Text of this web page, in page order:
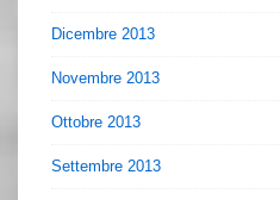
Dicembre 2013
Novembre 2013
Ottobre 2013
Settembre 2013